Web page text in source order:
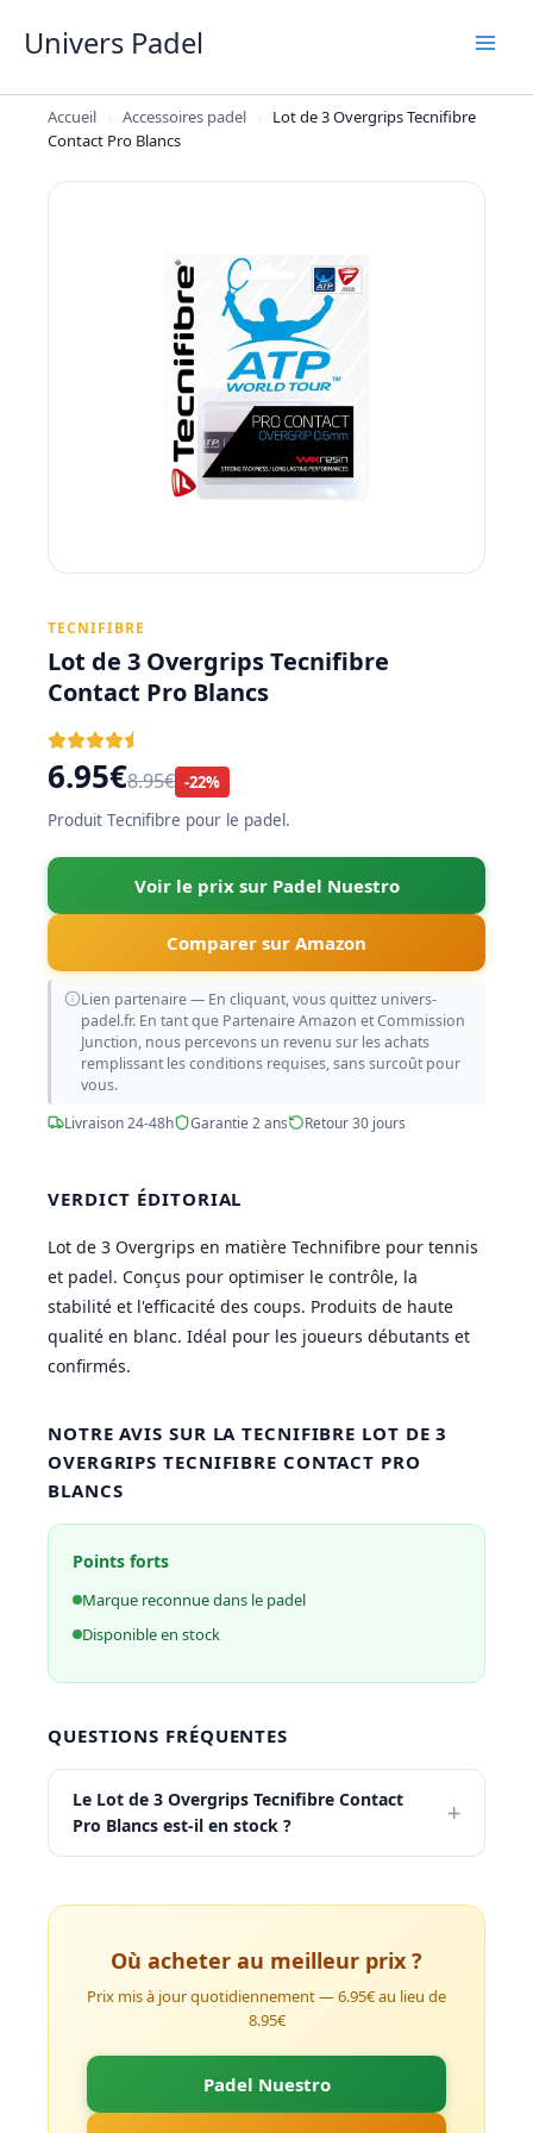
Univers Padel
Accueil › Accessoires padel ›
Lot de 3 Overgrips Tecnifibre
Contact Pro Blancs
TECNIFIBRE
Lot de 3 Overgrips Tecnifibre
Contact Pro Blancs
6.95€8.95€ -22%
Produit Tecnifibre pour le padel.
Voir le prix sur Padel Nuestro
Comparer sur Amazon
Lien partenaire — En cliquant, vous quittez univers-
padel.fr. En tant que Partenaire Amazon et Commission
Junction, nous percevons un revenu sur les achats
remplissant les conditions requises, sans surcoût pour
vous.
Livraison 24-48h
Garantie 2 ans Retour 30 jours
VERDICT ÉDITORIAL
Lot de 3 Overgrips en matière Technifibre pour tennis
et padel. Conçus pour optimiser le contrôle, la
stabilité et l'efficacité des coups. Produits de haute
qualité en blanc. Idéal pour les joueurs débutants et
confirmés.
NOTRE AVIS SUR LA TECNIFIBRE LOT DE 3
OVERGRIPS TECNIFIBRE CONTACT PRO
BLANCS
Points forts
Marque reconnue dans le padel
Disponible en stock
QUESTIONS FRÉQUENTES
Le Lot de 3 Overgrips Tecnifibre Contact
Pro Blancs est-il en stock ?
+
Où acheter au meilleur prix ?
Prix mis à jour quotidiennement — 6.95€ au lieu de
8.95€
Padel Nuestro